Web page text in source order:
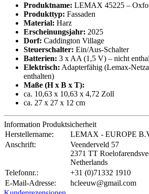
Produktname: LEMAX 45225 –
Produkttyp: Fassaden
Material: Harz
Erscheinungsjahr: 2025
Dorf: Caddington Village
Steuerschalter: Ein/Aus-Schalter
Batterien: 3 x AA (1,5 V) – nicht
Elektrisch: Adapterfähig (Lemax-
enthalten)
Maße (H x B x T):
ca. 10,63 x 10,63 x 4,72 Zoll
ca. 27 x 27 x 12 cm
Information Produktsicherheit
Herstellername:
LEMAX - EUROPE
Anschrift:
Veenderveld 57
2371 TT
Netherlands
Telefonnr.:
+31 (0)71332 1910
E-Mail-Adresse:
hcleeuw@gmail.com